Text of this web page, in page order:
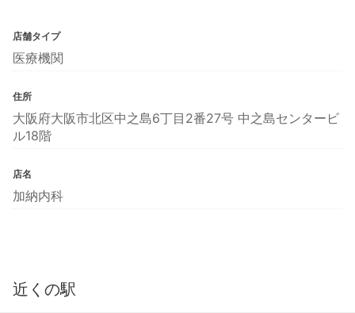
店舗タイプ
医療機関
住所
大阪府大阪市北区中之島6丁目2番27号 中之島センタービ
ル18階
店名
加納内科
近くの駅